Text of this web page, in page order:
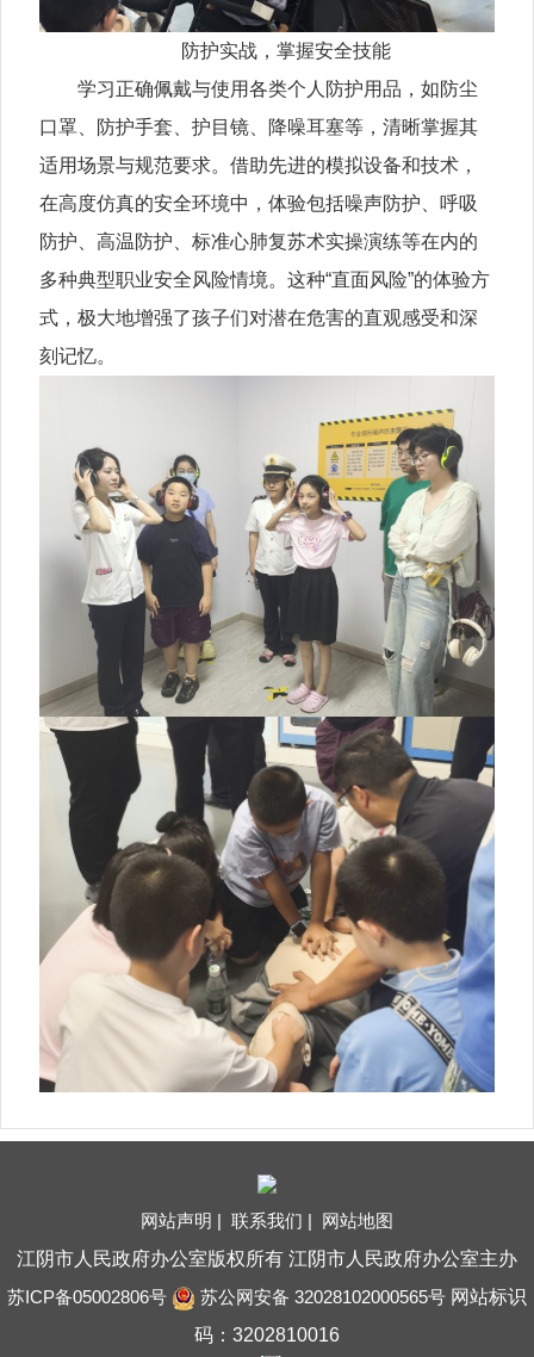
防护实战，掌握安全技能
学习正确佩戴与使用各类个人防护用品，如防尘
口罩、防护手套、护目镜、降噪耳塞等，清晰掌握其
适用场景与规范要求。借助先进的模拟设备和技术，
在高度仿真的安全环境中，体验包括噪声防护、呼吸
防护、高温防护、标准心肺复苏术实操演练等在内的
多种典型职业安全风险情境。这种“直面风险”的体验方
式，极大地增强了孩子们对潜在危害的直观感受和深
刻记忆。
网站声明 | 联系我们 | 网站地图
江阴市人民政府办公室版权所有 江阴市人民政府办公室主办
苏ICP备05002806号
苏公网安备 32028102000565号网站标识
码：3202810016